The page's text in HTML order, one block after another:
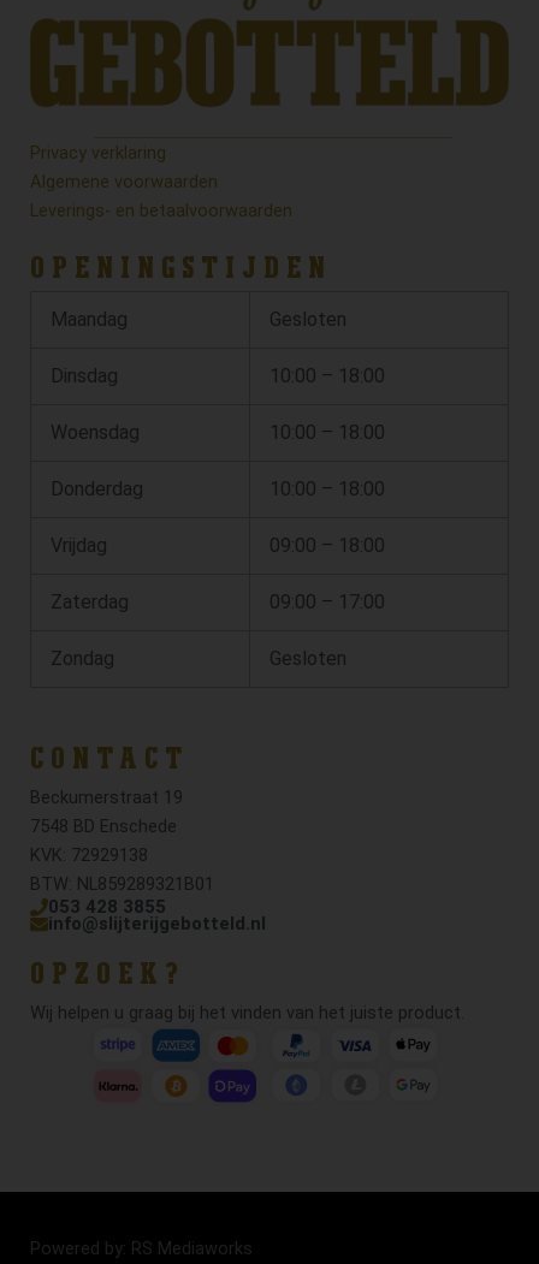
Privacy verklaring
Algemene voorwaarden
Leverings- en betaalvoorwaarden
OPENINGSTIJDEN
Maandag Gesloten
Dinsdag 10:00 – 18:00
Woensdag 10:00 – 18:00
Donderdag 10:00 – 18:00
Vrijdag 09:00 – 18:00
Zaterdag 09:00 – 17:00
Zondag Gesloten
CONTACT
Beckumerstraat 19
7548 BD Enschede
KVK: 72929138
BTW: NL859289321B01
053 428 3855
info@slijterijgebotteld.nl
OPZOEK?
Wij helpen u graag bij het vinden van het juiste product.
Powered by: RS Mediaworks